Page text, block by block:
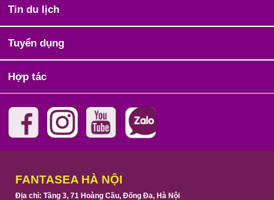
Tin du lịch
Tuyển dụng
Hợp tác
FANTASEA HÀ NỘI
Địa chỉ: Tầng 3, 71 Hoàng Cầu, Đống Đa, Hà Nội